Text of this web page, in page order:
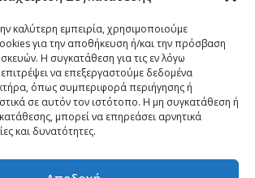
καλύτερη εμπειρία, χρησιμοποιούμε
για την αποθήκευση ή/και την πρόσβαση
Η συγκατάθεση για τις εν λόγω
να επεξεργαστούμε δεδομένα
όπως συμπεριφορά περιήγησης ή
σε αυτόν τον ιστότοπο. Η μη συγκατάθεση ή
μπορεί να επηρεάσει αρνητικά
και δυνατότητες.
– Επιστρόφης